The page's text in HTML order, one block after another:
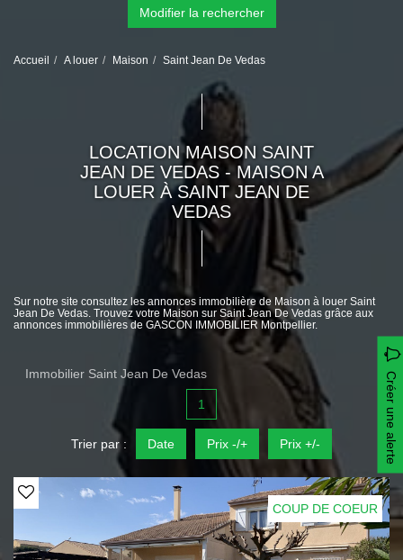
Modifier la rechercher
Accueil A louer Maison Saint Jean De Vedas
LOCATION MAISON SAINT
JEAN DE VEDAS - MAISON A
LOUER À SAINT JEAN DE
VEDAS
Sur notre site consultez les annonces immobilière de Maison à louer Saint
Jean De Vedas. Trouvez votre Maison sur Saint Jean De Vedas grâce aux
annonces immobilières de GASCON IMMOBILIER Montpellier.
Immobilier Saint Jean De Vedas Créer une alerte
1
Trier par : Date Prix -/+ Prix +/-
COUP DE COEUR